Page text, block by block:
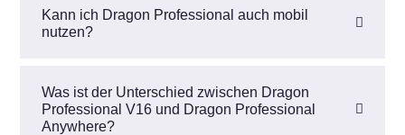
Kann ich Dragon Professional auch mobil
nutzen?
Was ist der Unterschied zwischen Dragon
Professional V16 und Dragon Professional
Anywhere?